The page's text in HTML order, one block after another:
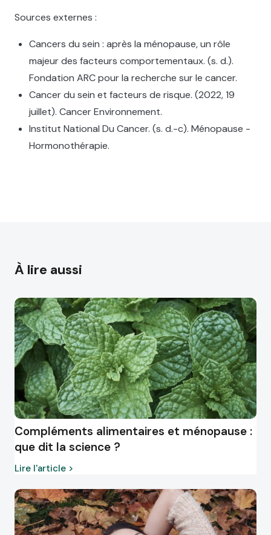
Sources externes :
Cancers du sein : après la ménopause, un rôle
majeur des facteurs comportementaux. (s. d.).
Fondation ARC pour la recherche sur le cancer.
Cancer du sein et facteurs de risque. (2022, 19
juillet). Cancer Environnement.
Institut National Du Cancer. (s. d.-c). Ménopause -
Hormonothérapie.
À lire aussi
Compléments alimentaires et ménopause :
que dit la science ?
Lire l'article >